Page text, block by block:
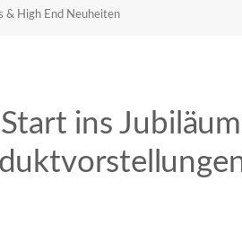
& High End Neuheiten
ins